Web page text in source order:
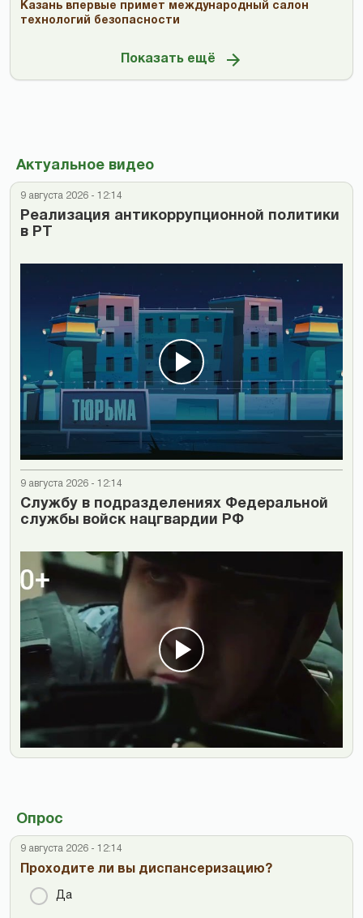
Казань впервые примет международный салон
технологий безопасности
Показать ещё
Актуальное видео
9 августа 2026 - 12:14
Реализация антикоррупционной политики
в РТ
9 августа 2026 - 12:14
Cлужбу в подразделениях Федеральной
службы войск нацгвардии РФ
Опрос
9 августа 2026 - 12:14
Проходите ли вы диспансеризацию?
Да